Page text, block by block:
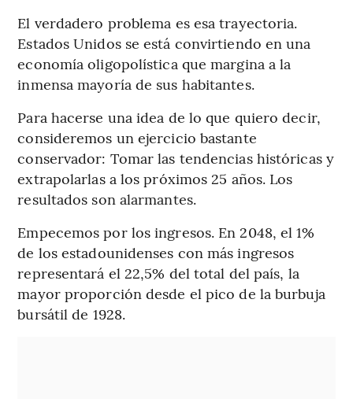
El verdadero problema es esa trayectoria.
Estados Unidos se está convirtiendo en una
economía oligopolística que margina a la
inmensa mayoría de sus habitantes.
Para hacerse una idea de lo que quiero decir,
consideremos un ejercicio bastante
conservador: Tomar las tendencias históricas y
extrapolarlas a los próximos 25 años. Los
resultados son alarmantes.
Empecemos por los ingresos. En 2048, el 1%
de los estadounidenses con más ingresos
representará el 22,5% del total del país, la
mayor proporción desde el pico de la burbuja
bursátil de 1928.